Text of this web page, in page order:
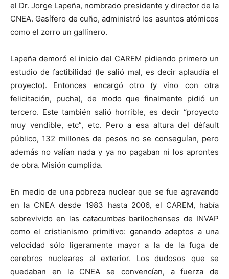
el Dr. Jorge Lapeña, nombrado presidente y director de la
CNEA. Gasífero de cuño, administró los asuntos atómicos
como el zorro un gallinero.
Lapeña demoró el inicio del CAREM pidiendo primero un
estudio de factibilidad (le salió mal, es decir aplaudía el
proyecto). Entonces encargó otro (y vino con otra
felicitación, pucha), de modo que finalmente pidió un
tercero. Este también salió horrible, es decir “proyecto
muy vendible, etc”, etc. Pero a esa altura del défault
público, 132 millones de pesos no se conseguían, pero
además no valían nada y ya no pagaban ni los aprontes
de obra. Misión cumplida.
En medio de una pobreza nuclear que se fue agravando
en la CNEA desde 1983 hasta 2006, el CAREM, había
sobrevivido en las catacumbas barilochenses de INVAP
como el cristianismo primitivo: ganando adeptos a una
velocidad sólo ligeramente mayor a la de la fuga de
cerebros nucleares al exterior. Los dudosos que se
quedaban en la CNEA se convencían, a fuerza de